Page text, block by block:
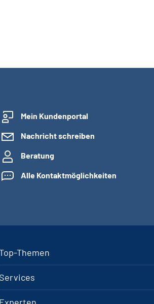
Mein Kundenportal
Nachricht schreiben
Beratung
Alle Kontaktmöglichkeiten
Themen
Services